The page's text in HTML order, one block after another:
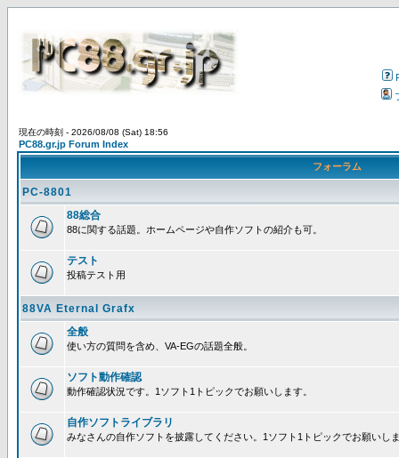
現在の時刻 - 2026/08/08 (Sat) 18:56
PC88.gr.jp Forum Index
フォーラム
PC-8801
88総合
88に関する話題。ホームページや自作ソフトの紹介も可。
テスト
投稿テスト用
88VA Eternal Grafx
全般
使い方の質問を含め、VA-EGの話題全般。
ソフト動作確認
動作確認状況です。1ソフト1トピックでお願いします。
自作ソフトライブラリ
みなさんの自作ソフトを披露してください。1ソフト1トピックでお願いし